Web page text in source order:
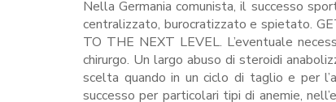
Nella Germania comunista, il successo
centralizzato, burocratizzato e spietato.
TO THE NEXT LEVEL. L’eventuale
chirurgo. Un largo abuso di steroidi
scelta quando in un ciclo di taglio e per
successo per particolari tipi di anemie,